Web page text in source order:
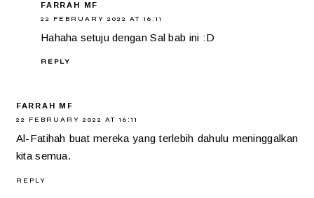
FARRAH MF
22 FEBRUARY 2022 AT 16:11
Hahaha setuju dengan Sal bab ini :D
REPLY
FARRAH MF
22 FEBRUARY 2022 AT 16:11
Al-Fatihah buat mereka yang terlebih dahulu meninggalkan
kita semua.
REPLY